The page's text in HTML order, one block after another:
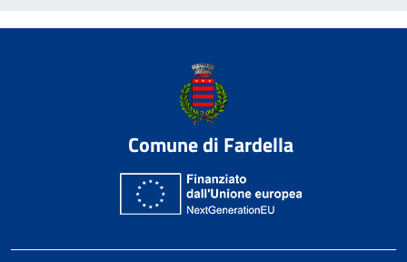
Comune di Fardella